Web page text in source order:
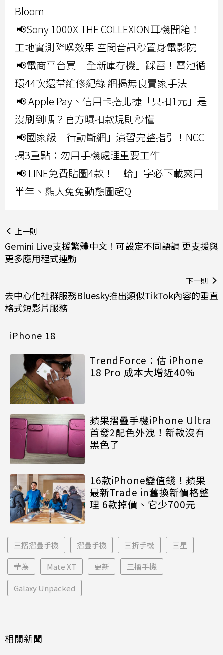
Bloom
📢Sony 1000X THE COLLEXION耳機開箱！
工地實測降噪效果 空間音訊秒置身電影院
📢電商平台買「全新庫存機」踩雷！電池循
環44次還帶維修紀錄 網揭無良賣家手法
📢 Apple Pay、信用卡搭北捷「只扣1元」是
沒刷到嗎？官方曝扣款規則秒懂
📢國家級「行動斷網」演習完整指引！NCC
揭3重點：勿用手機處理重要工作
📢 LINE免費貼圖4款！「蛤」字必下載爽用
半年、熊大兔兔動態圖超Q
上一則
Gemini Live支援繁體中文！可設定不同語調 更支援與
更多應用程式連動
下一則
去中心化社群服務Bluesky推出類似TikTok內容的垂直
格式短影片服務
iPhone 18
TrendForce：估 iPhone
18 Pro 成本大增近40%
蘋果摺疊手機iPhone Ultra
首發2配色外洩！新款沒有
黑色了
16款iPhone變值錢！蘋果
最新Trade in舊換新價格整
理 6款掉價、它少700元
三摺摺疊手機 摺疊手機 三折手機 三星
華為 Mate XT 更新 三摺手機
Galaxy Unpacked
相關新聞